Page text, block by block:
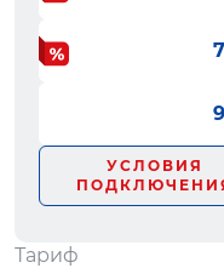
УСЛОВИЯ
Тариф